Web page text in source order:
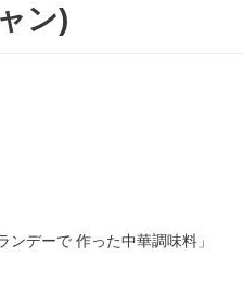
ン)
ンデーで 作った中華調味料」